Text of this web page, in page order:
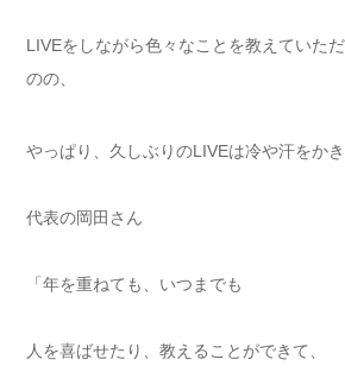
LIVEをしながら色々なことを教えていた
のの、
やっぱり、久しぶりのLIVEは冷や汗をか
代表の岡田さん
「年を重ねても、いつまでも
人を喜ばせたり、教えることができて、